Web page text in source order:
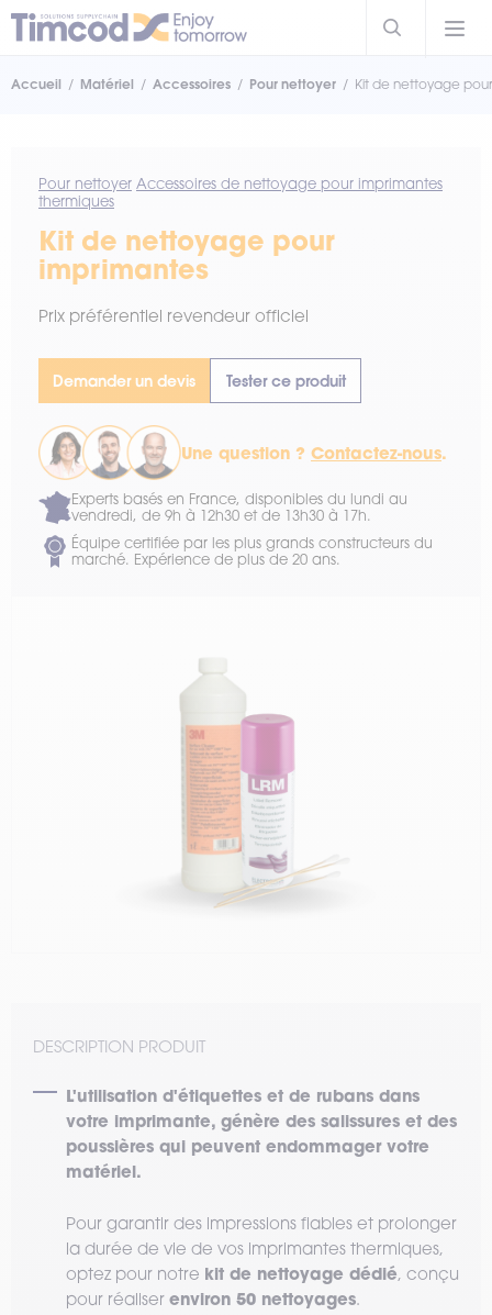
Accueil Matériel Accessoires Pour nettoyer Kit de nettoyage
Pour nettoyer Accessoires de nettoyage pour imprimantes
thermiques
Kit de nettoyage pour
imprimantes
Prix préférentiel revendeur officiel
Demander un devis Tester ce produit
Une question ? Contactez-nous.
Experts basés en France, disponibles du lundi au
vendredi, de 9h à 12h30 et de 13h30 à 17h.
Équipe certifiée par les plus grands constructeurs du
marché. Expérience de plus de 20 ans.
DESCRIPTION PRODUIT
L'utilisation d'étiquettes et de rubans dans
votre imprimante, génère des salissures et des
poussières qui peuvent endommager votre
matériel.
Pour garantir des impressions fiables et prolonger
la durée de vie de vos imprimantes thermiques,
optez pour notre kit de nettoyage dédié, conçu
pour réaliser environ 50 nettoyages.